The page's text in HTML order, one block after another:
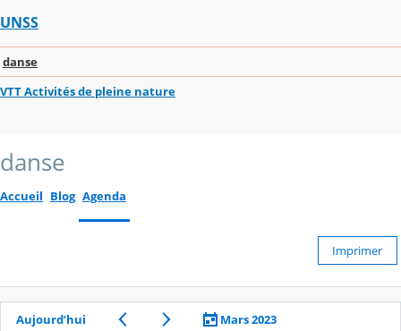
UNSS
danse
VTT Activités de pleine nature
danse
Accueil Blog Agenda
Imprimer
Aujourd’hui
Mars 2023